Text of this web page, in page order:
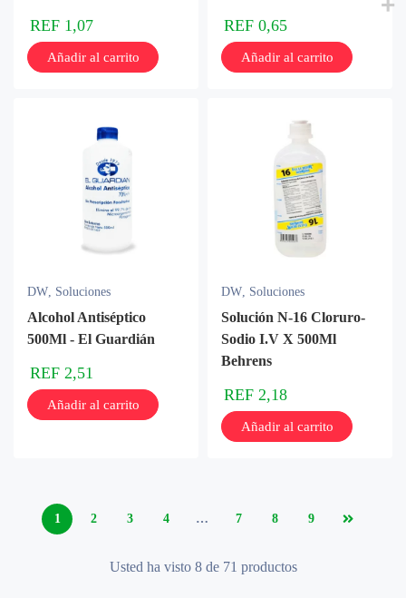
REF 1,07
Añadir al carrito
REF 0,65
Añadir al carrito
DW, Soluciones
Alcohol Antiséptico
500Ml - El Guardián
REF 2,51
Añadir al carrito
DW, Soluciones
Solución N-16 Cloruro-
Sodio I.V X 500Ml
Behrens
REF 2,18
Añadir al carrito
1 2 3 4 … 7 8 9
Usted ha visto 8 de 71 productos